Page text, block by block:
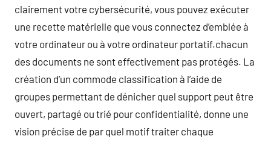
clairement votre cybersécurité, vous pouvez exécuter
une recette matérielle que vous connectez d’emblée à
votre ordinateur ou à votre ordinateur portatif.chacun
des documents ne sont effectivement pas protégés. La
création d’un commode classification à l’aide de
groupes permettant de dénicher quel support peut être
ouvert, partagé ou trié pour confidentialité, donne une
vision précise de par quel motif traiter chaque